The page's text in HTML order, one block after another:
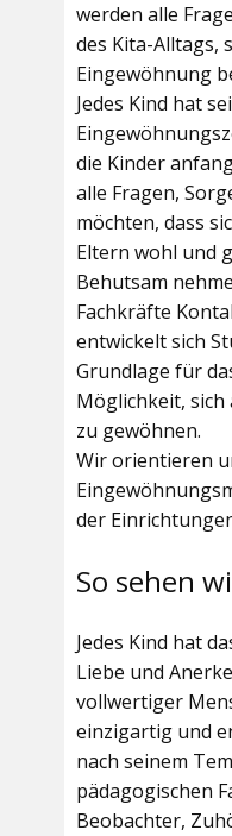
werden alle
des Kita-Alltags,
Eingewöhnung
Jedes Kind hat
die Kinder
alle Fragen,
möchten, dass
Eltern wohl und
Behutsam
Fachkräfte
entwickelt sich
Grundlage für
Möglichkeit,
zu gewöhnen.
Wir orientieren
der
So sehen
Jedes Kind hat
Liebe und
vollwertiger
einzigartig und
nach seinem
pädagogischen
Beobachter,